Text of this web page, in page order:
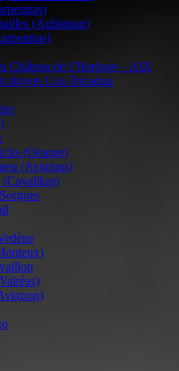
(Aubignan)
Château de l’Horloge – AIX
citoyen Lou Tricadou
(Orange)
(Avignon)
(Cavaillon)